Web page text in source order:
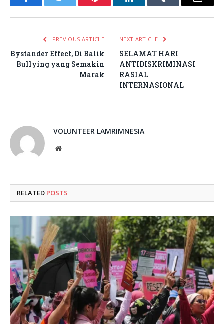
FacebookTwitter Pinterest LinkedInTumblr Email
PREVIOUS ARTICLE
Bystander Effect, Di Balik
Bullying yang Semakin
Marak
NEXT ARTICLE
SELAMAT HARI
ANTIDISKRIMINASI
RASIAL
INTERNASIONAL
VOLUNTEER LAMRIMNESIA
Website
RELATED POSTS